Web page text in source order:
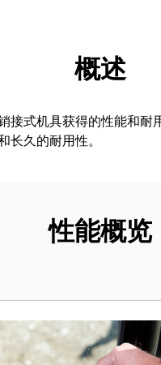
展示
概述
接式机具获得的性能和
久的耐用性。
性能概览